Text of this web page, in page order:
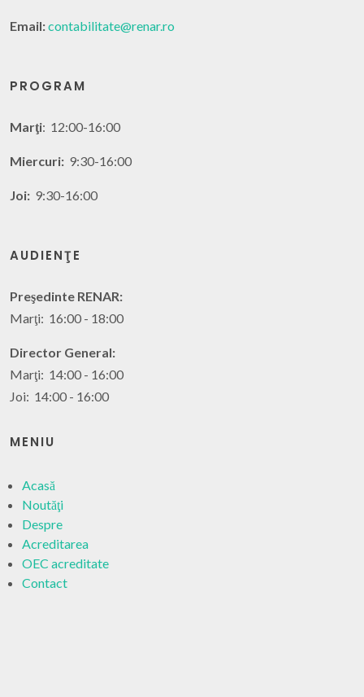
Email:contabilitate@renar.ro
PROGRAM
Marţi: 12:00-16:00
Miercuri: 9:30-16:00
Joi: 9:30-16:00
AUDIENŢE
Preşedinte RENAR:
Marţi: 16:00 - 18:00
Director General:
Marţi: 14:00 - 16:00
Joi: 14:00 - 16:00
MENIU
Acasă
Noutăţi
Despre
Acreditarea
OEC acreditate
Contact